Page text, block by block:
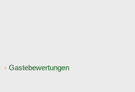
Gastebewertungen